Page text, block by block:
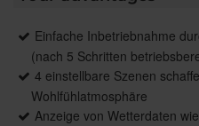
Einfache Inbetriebnahme
(nach 5 Schritten
4 einstellbare Szenen
Wohlfühlatmosphäre
Anzeige von Wetterdaten